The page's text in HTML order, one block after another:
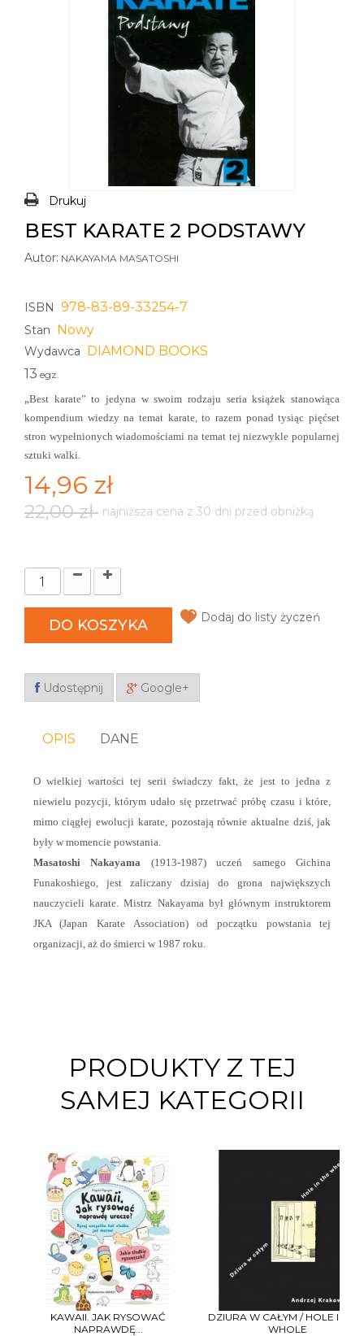
Drukuj
BEST KARATE 2 PODSTAWY
Autor: NAKAYAMA MASATOSHI
ISBN 978-83-89-33254-7
Stan Nowy
Wydawca DIAMOND BOOKS
13 egz.
„Best karate” to jedyna w swoim rodzaju seria książek stanowiąca
kompendium wiedzy na temat karate, to razem ponad tysiąc pięćset
stron wypełnionych wiadomościami na temat tej niezwykle popularnej
sztuki walki.
14,96 zł
22,00 zł najniższa cena z 30 dni przed obniżką
DO KOSZYKA Dodaj do listy życzeń
Udostępnij Google+
OPIS DANE
O wielkiej wartości tej serii świadczy fakt, że jest to jedna z
niewielu pozycji, którym udało się przetrwać próbę czasu i które,
mimo ciągłej ewolucji karate, pozostają równie aktualne dziś, jak
były w momencie powstania.
Masatoshi Nakayama (1913-1987) uczeń samego Gichina
Funakoshiego, jest zaliczany dzisiaj do grona największych
nauczycieli karate. Mistrz Nakayama był głównym instruktorem
JKA (Japan Karate Association) od początku powstania tej
organizacji, aż do śmierci w 1987 roku.
PRODUKTY Z TEJ
SAMEJ KATEGORII
KAWAII. JAK RYSOWAĆ
NAPRAWDĘ...
DZIURA W CAŁYM / HOLE IN
WHOLE